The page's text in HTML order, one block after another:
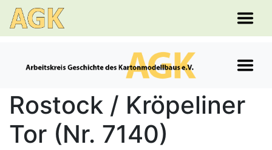
Rostock / Kröpeliner
Tor (Nr. 7140)